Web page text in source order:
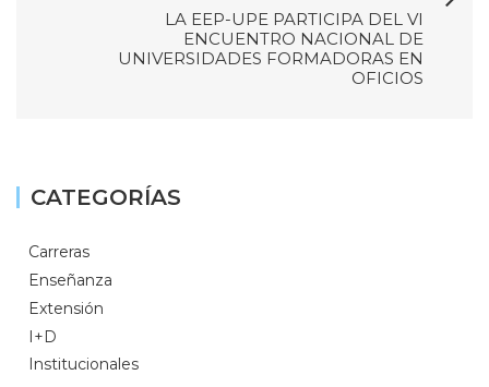
LA EEP-UPE PARTICIPA DEL VI
ENCUENTRO NACIONAL DE
UNIVERSIDADES FORMADORAS EN
OFICIOS
CATEGORÍAS
Carreras
Enseñanza
Extensión
I+D
Institucionales